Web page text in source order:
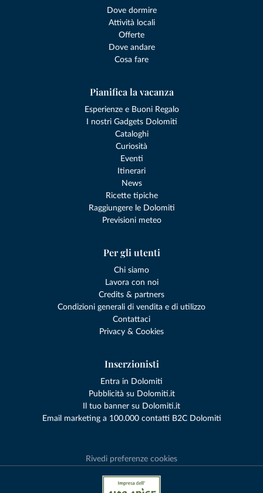
Dove dormire
Attività locali
Offerte
Dove andare
Cosa fare
Pianifica la vacanza
Esperienze e Buoni Regalo
I nostri Gadgets Dolomiti
Cataloghi
Curiosità
Eventi
Itinerari
News
Ricette tipiche
Raggiungere le Dolomiti
Previsioni meteo
Per gli utenti
Chi siamo
Lavora con noi
Credits & partners
Condizioni generali di vendita e di utilizzo
Contattaci
Privacy & Cookies
Inserzionisti
Entra in Dolomiti
Pubblicità su Dolomiti.it
Il tuo banner su Dolomiti.it
Email marketing a 100.000 contatti B2C Dolomiti
Rivedi preferenze cookies